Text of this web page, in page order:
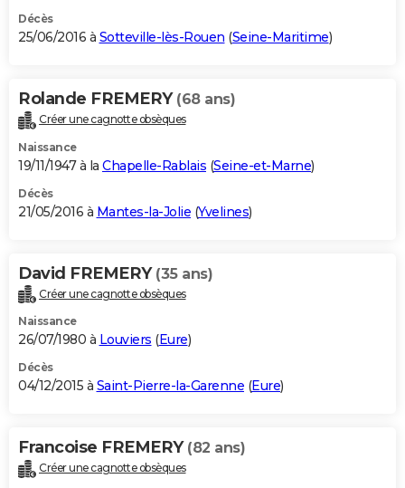
Décès
25/06/2016 à Sotteville-lès-Rouen (Seine-Maritime)
Rolande FREMERY (68 ans)
Créer une cagnotte obsèques
Naissance
19/11/1947 à la Chapelle-Rablais (Seine-et-Marne)
Décès
21/05/2016 à Mantes-la-Jolie (Yvelines)
David FREMERY (35 ans)
Créer une cagnotte obsèques
Naissance
26/07/1980 à Louviers (Eure)
Décès
04/12/2015 à Saint-Pierre-la-Garenne (Eure)
Francoise FREMERY (82 ans)
Créer une cagnotte obsèques